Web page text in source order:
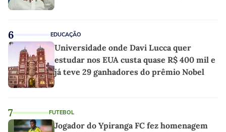
6 EDUCAÇÃO
Universidade onde Davi Lucca quer
estudar nos EUA custa quase R$ 400 mil e
já teve 29 ganhadores do prêmio Nobel
7 FUTEBOL
Jogador do Ypiranga FC fez homenagem